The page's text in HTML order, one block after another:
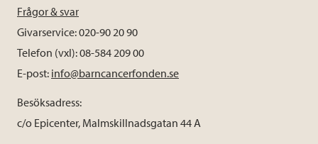
Frågor & svar
Givarservice: 020-90 20 90
Telefon (vxl): 08-584 209 00
E-post: info@barncancerfonden.se
Besöksadress:
c/o Epicenter, Malmskillnadsgatan 44 A